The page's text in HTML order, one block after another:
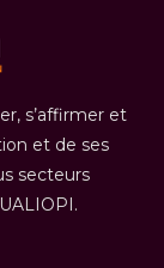
s’affirmer et
et de ses
secteurs